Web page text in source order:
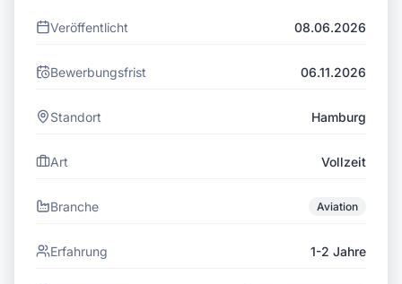
Veröffentlicht 08.06.2026
Bewerbungsfrist 06.11.2026
Standort Hamburg
Art Vollzeit
Branche Aviation
Erfahrung 1-2 Jahre